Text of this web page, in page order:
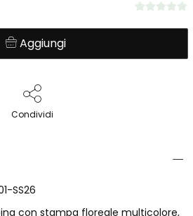
Aggiungi
Condividi
SS26
con stampa floreale multicolore,